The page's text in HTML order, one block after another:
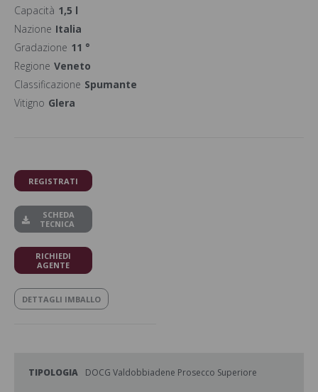
Capacità 1,5 l
Nazione Italia
Gradazione 11 °
Regione Veneto
Classificazione Spumante
Vitigno Glera
REGISTRATI
SCHEDA
TECNICA
RICHIEDI
AGENTE
DETTAGLI IMBALLO
TIPOLOGIA DOCG Valdobbiadene Prosecco Superiore